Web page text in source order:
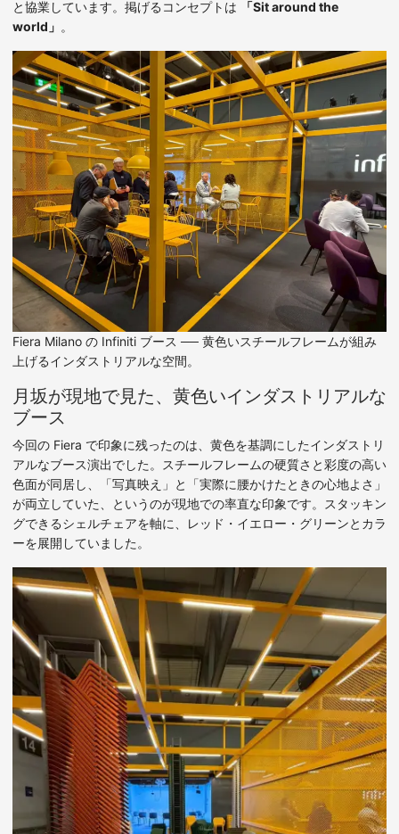
と協業しています。掲げるコンセプトは
「Sit around the
world」 。
Fiera Milano の Infiniti ブース ── 黄色いスチールフレームが組み
上げるインダストリアルな空間。
月坂が現地で見た、黄色いインダストリアルな
ブース
今回の Fiera で印象に残ったのは、黄色を基調にしたインダストリ
アルなブース演出でした。スチールフレームの硬質さと彩度の高い
色面が同居し、「写真映え」と「実際に腰かけたときの心地よさ」
が両立していた、というのが現地での率直な印象です。スタッキン
グできるシェルチェアを軸に、レッド・イエロー・グリーンとカラ
ーを展開していました。